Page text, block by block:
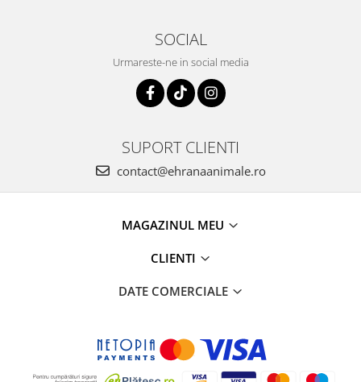
SOCIAL
Urmareste-ne in social media
SUPORT CLIENTI
contact@ehranaanimale.ro
MAGAZINUL MEU
CLIENTI
DATE COMERCIALE